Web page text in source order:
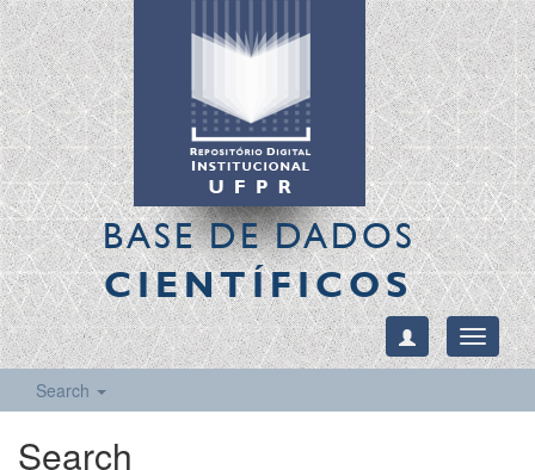
BASE DE DADOS
CIENTÍFICOS
Toggle
Search
Search